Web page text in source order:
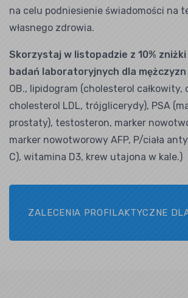
na celu podniesienie świadomości na
własnego zdrowia.
Skorzystaj w listopadzie z 10%
badań laboratoryjnych dla mężczyzn
OB., lipidogram (cholesterol całkowity,
cholesterol LDL, trójglicerydy), PSA
prostaty), testosteron, marker
marker nowotworowy AFP, P/ciała
C), witamina D3, krew utajona w kale.)
ZALECENIA PROFILAKTYCZNE